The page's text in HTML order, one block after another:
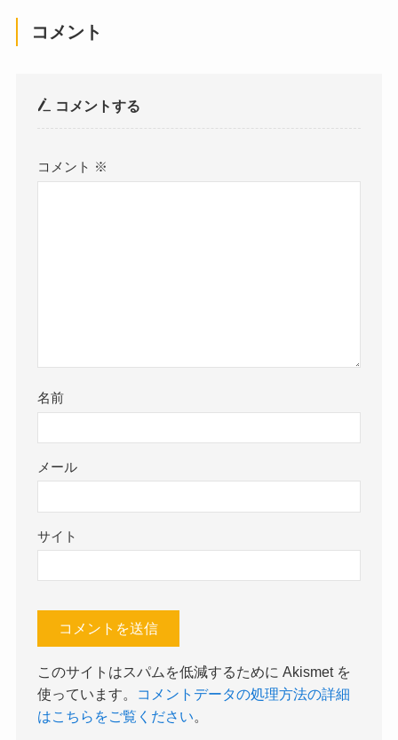
コメント
コメントする
コメント ※
名前
メール
サイト
このサイトはスパムを低減するために Akismet を
使っています。
コメントデータの処理方法の詳細
はこちらをご覧ください。